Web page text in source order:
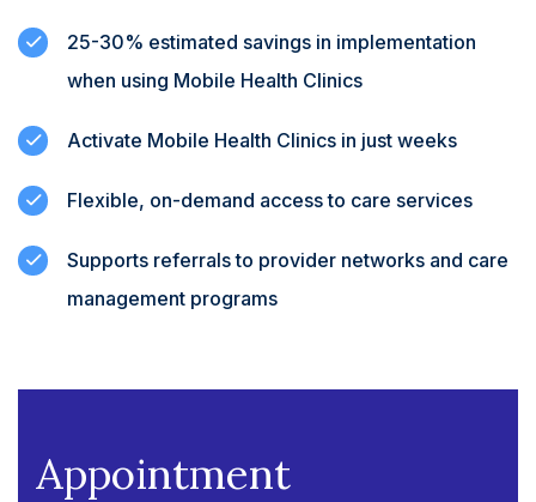
Appointment
25-30% estimated savings in implementation
when using Mobile Health Clinics
Activate Mobile Health Clinics in just weeks
Flexible, on-demand access to care services
Supports referrals to provider networks and care
management programs